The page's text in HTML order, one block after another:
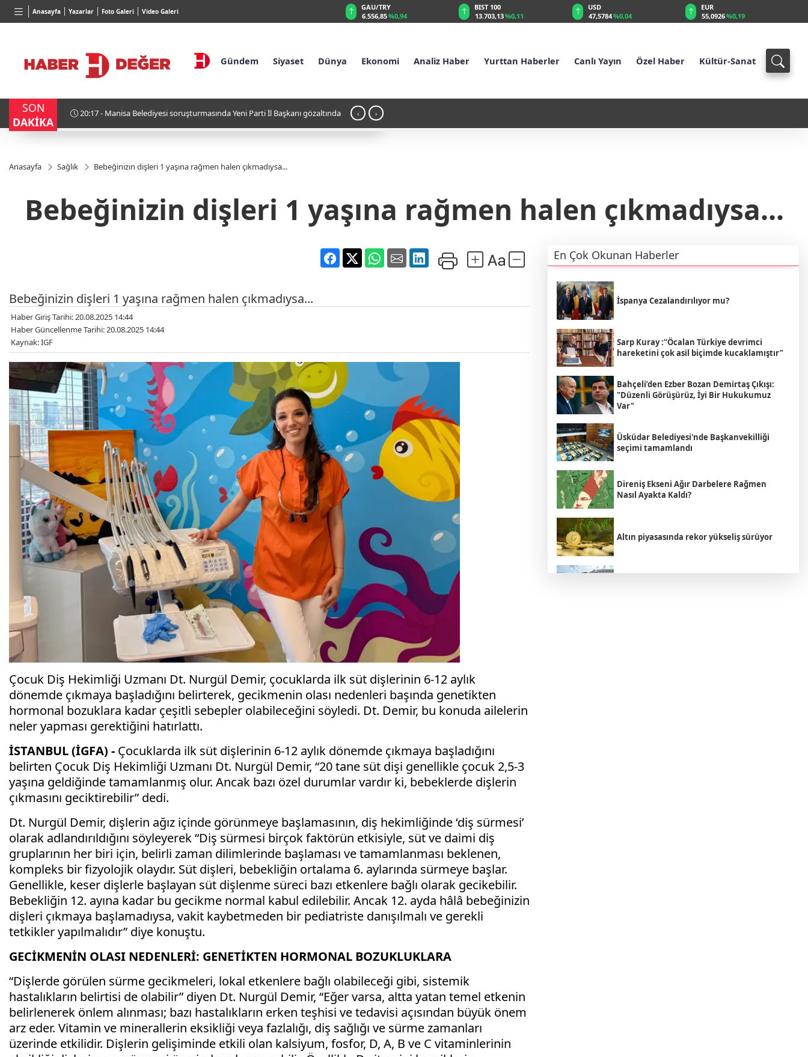
Anasayfa Yazarlar Foto Galeri Video Galeri
BGN
28,0626%0,37
VND
0,0018 %0,16
BIST 100
13.703,13%0,11
USD
47,5784%0,04
EUR
55,0926%0,19
GBP
64,2193%0,22
Gündem Siyaset Dünya Ekonomi Analiz Haber Yurttan Haberler Canlı Yayın Özel Haber Kültür-Sanat
SON
DAKİKA
20:57 - Dünya Liderleri Donald Trump’ın Tavırlarından Bıktı ‹ ›
Anasayfa Sağlık Bebeğinizin dişleri 1 yaşına rağmen halen çıkmadıysa...
Bebeğinizin dişleri 1 yaşına rağmen halen çıkmadıysa...
Bebeğinizin dişleri 1 yaşına rağmen halen çıkmadıysa...
Haber Giriş Tarihi: 20.08.2025 14:44
Haber Güncellenme Tarihi: 20.08.2025 14:44
Kaynak: IGF
Çocuk Diş Hekimliği Uzmanı Dt. Nurgül Demir, çocuklarda ilk süt dişlerinin 6-12 aylık
dönemde çıkmaya başladığını belirterek, gecikmenin olası nedenleri başında genetikten
hormonal bozuklara kadar çeşitli sebepler olabileceğini söyledi. Dt. Demir, bu konuda ailelerin
neler yapması gerektiğini hatırlattı.
İSTANBUL (İGFA) - Çocuklarda ilk süt dişlerinin 6-12 aylık dönemde çıkmaya başladığını
belirten Çocuk Diş Hekimliği Uzmanı Dt. Nurgül Demir, “20 tane süt dişi genellikle çocuk 2,5-3
yaşına geldiğinde tamamlanmış olur. Ancak bazı özel durumlar vardır ki, bebeklerde dişlerin
çıkmasını geciktirebilir” dedi.
Dt. Nurgül Demir, dişlerin ağız içinde görünmeye başlamasının, diş hekimliğinde ‘diş sürmesi’
olarak adlandırıldığını söyleyerek “Diş sürmesi birçok faktörün etkisiyle, süt ve daimi diş
gruplarının her biri için, belirli zaman dilimlerinde başlaması ve tamamlanması beklenen,
kompleks bir fizyolojik olaydır. Süt dişleri, bebekliğin ortalama 6. aylarında sürmeye başlar.
Genellikle, keser dişlerle başlayan süt dişlenme süreci bazı etkenlere bağlı olarak gecikebilir.
Bebekliğin 12. ayına kadar bu gecikme normal kabul edilebilir. Ancak 12. ayda hâlâ bebeğinizin
dişleri çıkmaya başlamadıysa, vakit kaybetmeden bir pediatriste danışılmalı ve gerekli
tetkikler yapılmalıdır” diye konuştu.
GECİKMENİN OLASI NEDENLERİ: GENETİKTEN HORMONAL BOZUKLUKLARA
“Dişlerde görülen sürme gecikmeleri, lokal etkenlere bağlı olabileceği gibi, sistemik
hastalıkların belirtisi de olabilir” diyen Dt. Nurgül Demir, “Eğer varsa, altta yatan temel etkenin
belirlenerek önlem alınması; bazı hastalıkların erken teşhisi ve tedavisi açısından büyük önem
arz eder. Vitamin ve minerallerin eksikliği veya fazlalığı, diş sağlığı ve sürme zamanları
üzerinde etkilidir. Dişlerin gelişiminde etkili olan kalsiyum, fosfor, D, A, B ve C vitaminlerinin
En Çok Okunan Haberler
İspanya Cezalandırılıyor mu?
Sarp Kuray :“Öcalan Türkiye devrimci
hareketini çok asil biçimde kucaklamıştır”
Bahçeli’den Ezber Bozan Demirtaş Çıkışı:
"Düzenli Görüşürüz, İyi Bir Hukukumuz
Var"
Üsküdar Belediyesi'nde Başkanvekilliği
seçimi tamamlandı
Direniş Ekseni Ağır Darbelere Rağmen
Nasıl Ayakta Kaldı?
Altın piyasasında rekor yükseliş sürüyor